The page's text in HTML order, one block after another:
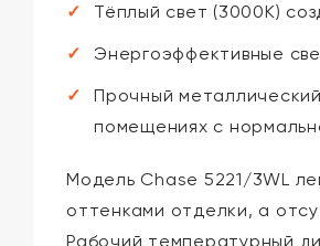
Тёплый свет (3000K)
Энергоэффективные
Прочный
помещениях с
Модель Chase 5221/3WL
оттенками отделки, а
Рабочий температурный